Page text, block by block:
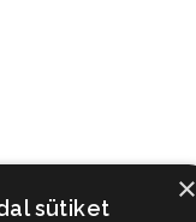
×
sütiket